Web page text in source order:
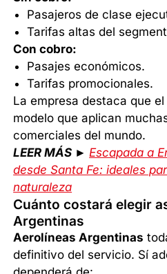
Pasajeros de clase
Tarifas altas del
Con cobro:
Pasajes económicos.
Tarifas promocionales.
La empresa destaca que
modelo que aplican
comerciales del mundo.
LEER MÁS ► Escapada a
desde Santa Fe: ideales
naturaleza
Cuánto costará elegir
Argentinas
Aerolíneas Argentinas
definitivo del servicio. Sí